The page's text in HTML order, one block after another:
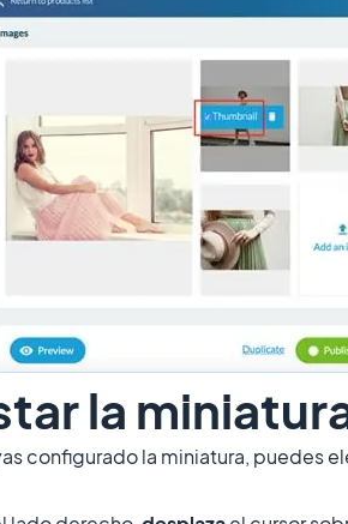
la
configurado la miniatura, puedes